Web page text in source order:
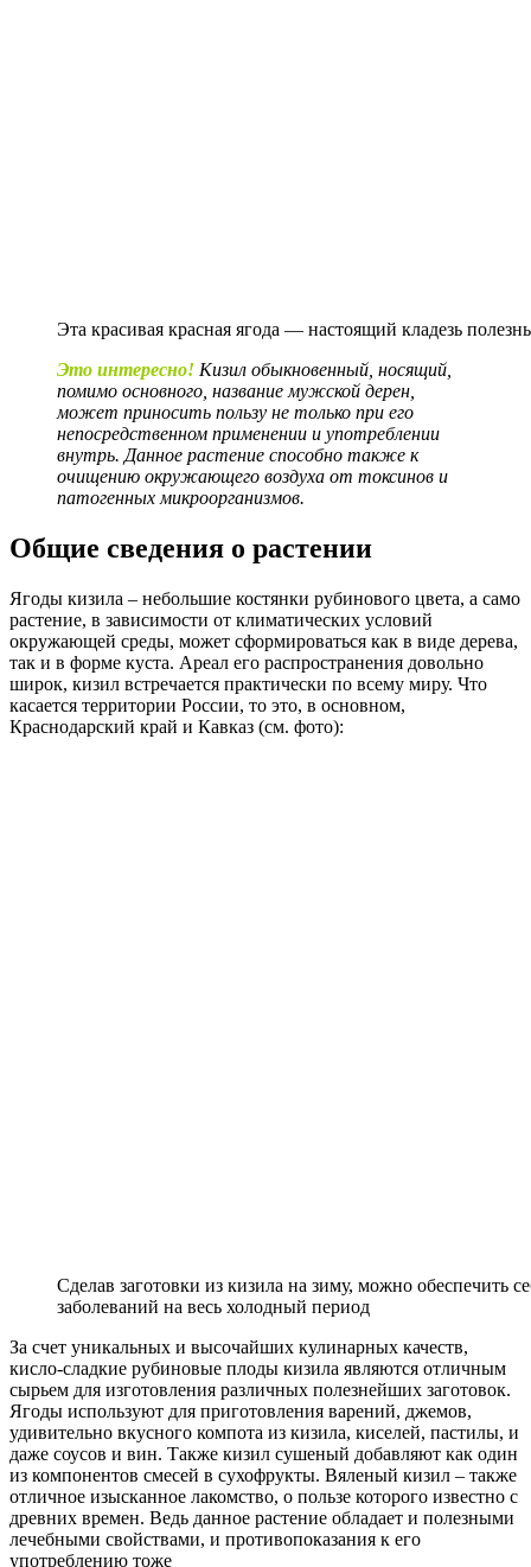
Эта красивая красная ягода — настоящий кладезь
Это интересно! Кизил обыкновенный, носящий,
помимо основного, название мужской дерен,
может приносить пользу не только при его
непосредственном применении и употреблении
внутрь. Данное растение способно также к
очищению окружающего воздуха от токсинов и
патогенных микроорганизмов.
Общие сведения о растении
Ягоды кизила – небольшие костянки рубинового цвета, а само
растение, в зависимости от климатических условий
окружающей среды, может сформироваться как в виде дерева,
так и в форме куста. Ареал его распространения довольно
широк, кизил встречается практически по всему миру. Что
касается территории России, то это, в основном,
Краснодарский край и Кавказ (см. фото):
Сделав заготовки из кизила на зиму, можно обеспечить
заболеваний на весь холодный период
За счет уникальных и высочайших кулинарных качеств,
кисло-сладкие рубиновые плоды кизила являются отличным
сырьем для изготовления различных полезнейших заготовок.
Ягоды используют для приготовления варений, джемов,
удивительно вкусного компота из кизила, киселей, пастилы, и
даже соусов и вин. Также кизил сушеный добавляют как один
из компонентов смесей в сухофрукты. Вяленый кизил – также
отличное изысканное лакомство, о пользе которого известно с
древних времен. Ведь данное растение обладает и полезными
лечебными свойствами, и противопоказания к его
употреблению тоже